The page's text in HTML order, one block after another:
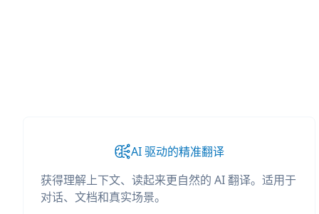
AI 驱动的精准翻译
获得理解上下文、读起来更自然的 AI 翻译。适用于
对话、文档和真实场景。